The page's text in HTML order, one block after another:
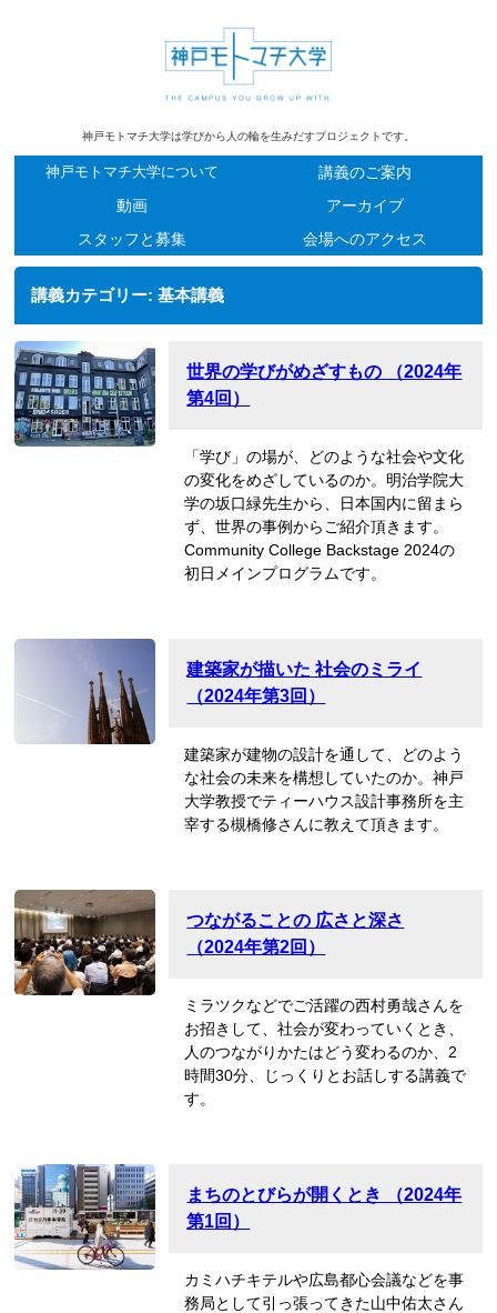
神戸モトマチ大学は学びから人の輪を生みだすプロジェクトです。
神戸モトマチ大学について
講義のご案内
動画
アーカイブ
スタッフと募集
会場へのアクセス
講義カテゴリー:基本講義
世界の学びがめざすもの （2024年
第4回）
「学び」の場が、どのような社会や文化
の変化をめざしているのか。明治学院大
学の坂口緑先生から、日本国内に留まら
ず、世界の事例からご紹介頂きます。
Community College Backstage 2024の
初日メインプログラムです。
建築家が描いた 社会のミライ
（2024年第3回）
建築家が建物の設計を通して、どのよう
な社会の未来を構想していたのか。神戸
大学教授でティーハウス設計事務所を主
宰する槻橋修さんに教えて頂きます。
つながることの 広さと深さ
（2024年第2回）
ミラツクなどでご活躍の西村勇哉さんを
お招きして、社会が変わっていくとき、
人のつながりかたはどう変わるのか、2
時間30分、じっくりとお話しする講義で
す。
まちのとびらが開くとき （2024年
第1回）
カミハチキテルや広島都心会議などを事
務局として引っ張ってきた山中佑太さん